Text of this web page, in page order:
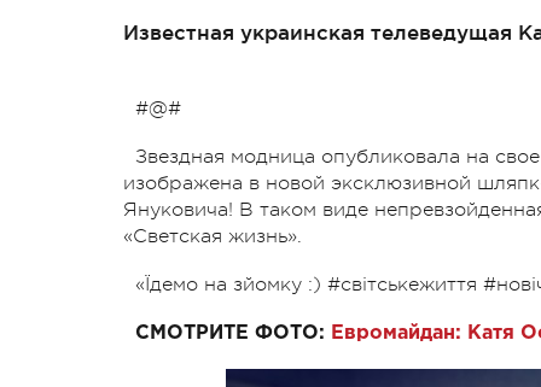
Известная украинская телеведущая
#@#
Звездная модница опубликовала на
изображена в новой эксклюзивной
Януковича! В таком виде
«Светская жизнь».
«Їдемо на зйомку :) #світськежиття
СМОТРИТЕ ФОТО: Евромайдан: Катя